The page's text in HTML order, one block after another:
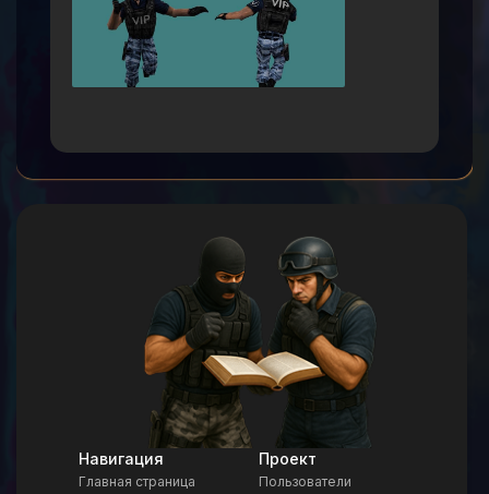
Навигация
Главная страница
Проект
Пользователи